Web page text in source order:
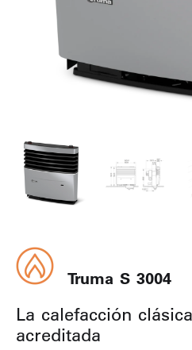
Truma S 3004
La calefacción
acreditada